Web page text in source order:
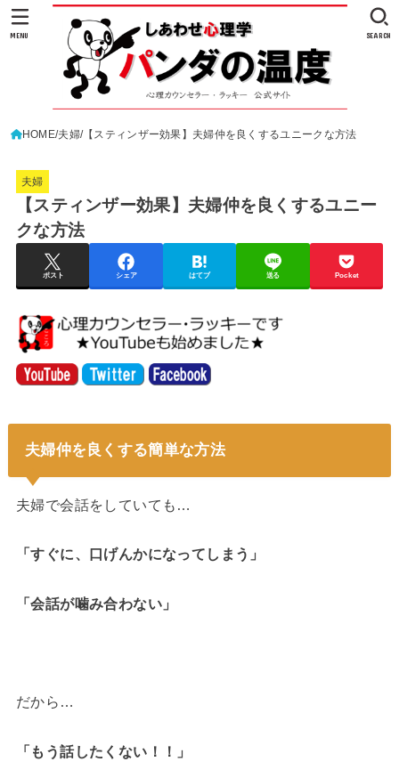
SEARCH
MENU
HOME 夫婦 【スティンザー効果】夫婦仲を良くするユニークな方法
夫婦
【スティンザー効果】夫婦仲を良くするユニー
クな方法
ポスト シェア はてブ 送る Pocket
夫婦仲を良くする簡単な方法
夫婦で会話をしていても…
「すぐに、口げんかになってしまう」
「会話が噛み合わない」
だから…
「もう話したくない！！」